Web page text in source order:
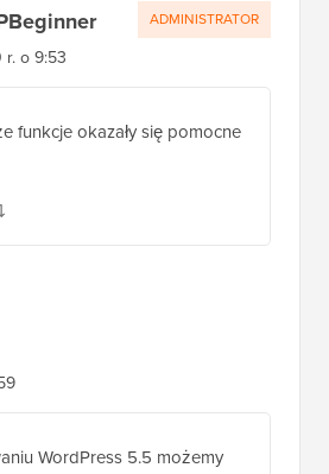
o 9:53
funkcje okazały się pomocne
ADMINISTRATOR
WordPress 5.5 możemy